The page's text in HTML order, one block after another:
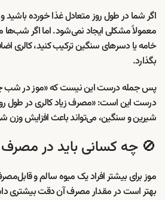
اگر شما در طول روز متعادل غذا خورده
معمولاً مشکلی ایجاد نمی‌شود. اما اگر شب‌ها
خامه یا دسرهای سنگین ترکیب کنید، کالری
بگذارد.
پس جمله درست این نیست که «موز در شب
درست این است: «مصرف زیاد کالری در طول
شیرین و سنگین، می‌تواند باعث افزایش وزن
🚫 چه کسانی باید در
موز برای بیشتر افراد یک میوه سالم و
بهتر است در مقدار مصرف آن دقت بیشتری